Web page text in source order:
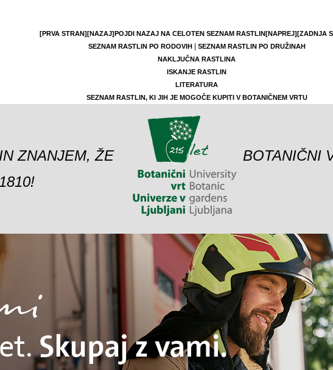
[PRVA STRAN][NAZAJ]POJDI NAZAJ NA CELOTEN SEZNAM RASTLIN[NAPREJ][ZADNJA
SEZNAM RASTLIN PO RODOVIH|
SEZNAM RASTLIN PO DRUŽINAH
NAKLJUČNA RASTLINA
ISKANJE RASTLIN
LITERATURA
SEZNAM RASTLIN, KI JIH JE MOGOČE KUPITI V BOTANIČNEM VRTU
ZNANJEM, ŽE
BOTANIČNI